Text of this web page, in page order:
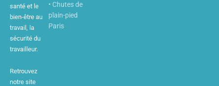
santé et le
bien-être au
travail, la
sécurité du
travailleur.
Retrouvez
notre site
• Chutes de
plain-pied
Paris